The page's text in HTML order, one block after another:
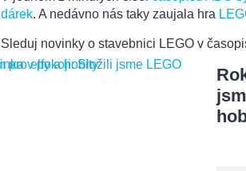
dárek. A nedávno nás taky zaujala hra
Sleduj novinky o stavebnici LEGO v